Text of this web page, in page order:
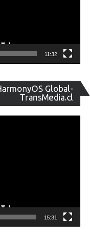
11:32
Global-
TransMedia.cl
de
15:31